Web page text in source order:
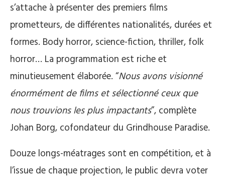
s’attache à présenter des premiers films
prometteurs, de différentes nationalités, durées et
formes. Body horror, science-fiction, thriller, folk
horror… La programmation est riche et
minutieusement élaborée. “Nous avons visionné
énormément de films et sélectionné ceux que
nous trouvions les plus impactants”, complète
Johan Borg, cofondateur du Grindhouse Paradise.
Douze longs-méatrages sont en compétition, et à
l’issue de chaque projection, le public devra voter